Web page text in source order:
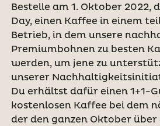
Bestelle am 1. Oktober 2022,
Day, einen Kaffee in einem
Betrieb, in dem unsere
Premiumbohnen zu besten
werden, um jene zu
unserer
Du erhältst dafür einen 1+1-
kostenlosen Kaffee bei dem
der den ganzen Oktober